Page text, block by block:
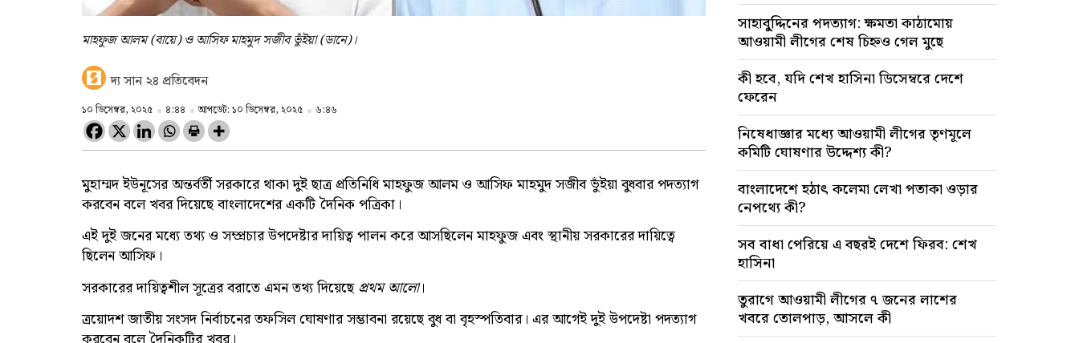
মাহফুজ আলম (বায়ে) ও আসিফ মাহমুদ সজীব ভুঁইয়া (ডানে)।
দ্য সান ২৪ প্রতিবেদন
১০ ডিসেম্বর, ২০২৫ ৪:৪৪ আপডেট: ১০ ডিসেম্বর, ২০২৫ ৬:৪৬
মুহাম্মদ ইউনূসের অন্তর্বর্তী সরকারে থাকা দুই ছাত্র প্রতিনিধি মাহফুজ আলম ও আসিফ মাহমুদ সজীব ভুঁইয়া বুধবার পদত্যাগ
করবেন বলে খবর দিয়েছে বাংলাদেশের একটি দৈনিক পত্রিকা।
এই দুই জনের মধ্যে তথ্য ও সম্প্রচার উপদেষ্টার দায়িত্ব পালন করে আসছিলেন মাহফুজ এবং স্থানীয় সরকারের দায়িত্বে
ছিলেন আসিফ।
সরকারের দায়িত্বশীল সূত্রের বরাতে এমন তথ্য দিয়েছে প্রথম আলো।
ত্রয়োদশ জাতীয় সংসদ নির্বাচনের তফসিল ঘোষণার সম্ভাবনা রয়েছে বুধ বা বৃহস্পতিবার। এর আগেই দুই উপদেষ্টা পদত্যাগ
সাহাবু্দ্দিনের পদত্যাগ: ক্ষমতা কাঠামোয়
আওয়ামী লীগের শেষ চিহ্নও গেল মুছে
কী হবে, যদি শেখ হাসিনা ডিসেম্বরে দেশে
ফেরেন
নিষেধাজ্ঞার মধ্যে আওয়ামী লীগের তৃণমূলে
কমিটি ঘোষণার উদ্দেশ্য কী?
বাংলাদেশে হঠাৎ কলেমা লেখা পতাকা ওড়ার
নেপথ্যে কী?
সব বাধা পেরিয়ে এ বছরই দেশে ফিরব: শেখ
হাসিনা
তুরাগে আওয়ামী লীগের ৭ জনের লাশের
খবরে তোলপাড়, আসলে কী